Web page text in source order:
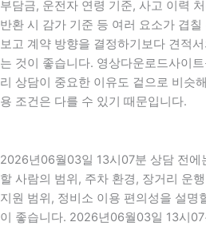
부담금, 운전자 연령 기준, 사고 이력
반환 시 감가 기준 등 여러 요소가 겹
보고 계약 방향을 결정하기보다 견적
는 것이 좋습니다. 영상다운로드사이
리 상담이 중요한 이유도 겉으로 비슷
용 조건은 다를 수 있기 때문입니다.
2026년06월03일 13시07분 상담 전에
할 사람의 범위, 주차 환경, 장거리 운
지원 범위, 정비소 이용 편의성을 설명
이 좋습니다. 2026년06월03일 13시